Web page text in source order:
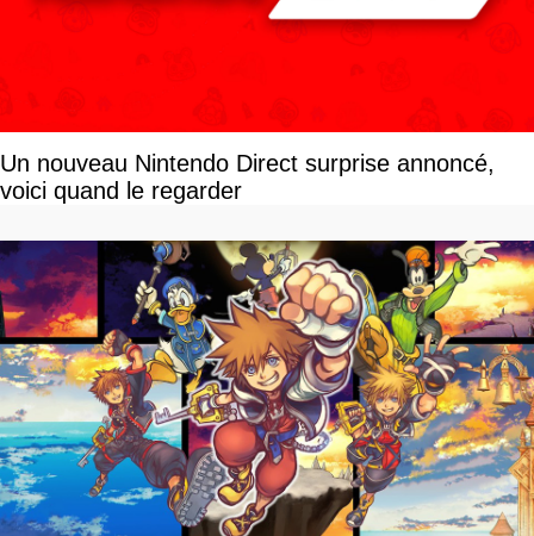
Un nouveau Nintendo Direct surprise annoncé,
voici quand le regarder